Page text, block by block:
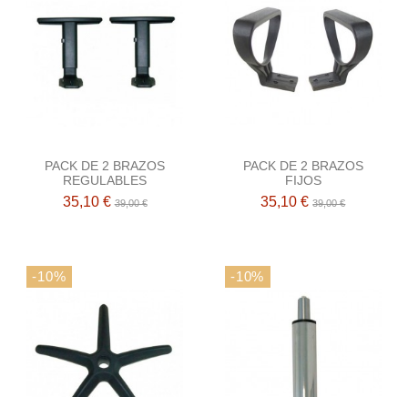
PACK DE 2 BRAZOS
REGULABLES
35,10 €39,00 €
PACK DE 2 BRAZOS
FIJOS
35,10 €39,00 €
-10% -10%